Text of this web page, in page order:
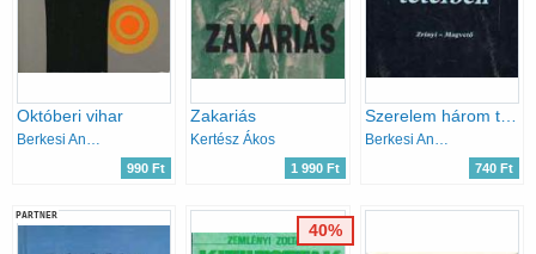
Októberi vihar
990 Ft
Zakariás
Kertész Ákos
1 990 Ft
Szerelem három tételben
740 Ft
PARTNER
40%